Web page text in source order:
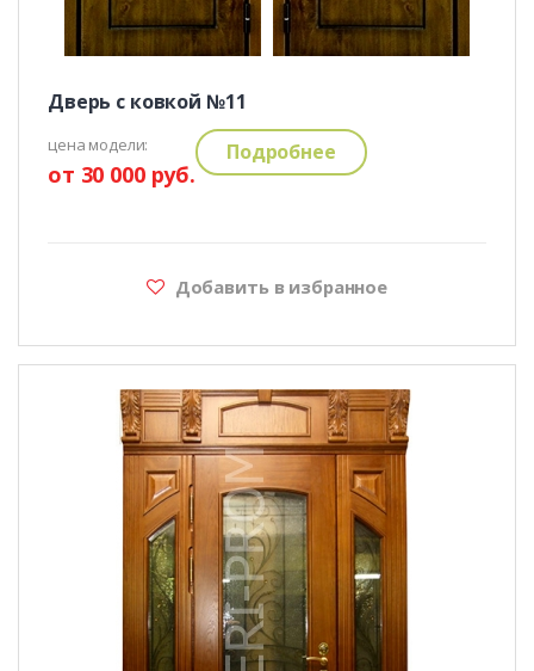
Дверь с ковкой №11
цена модели:
от 30 000 руб.
Подробнее
Добавить в избранное